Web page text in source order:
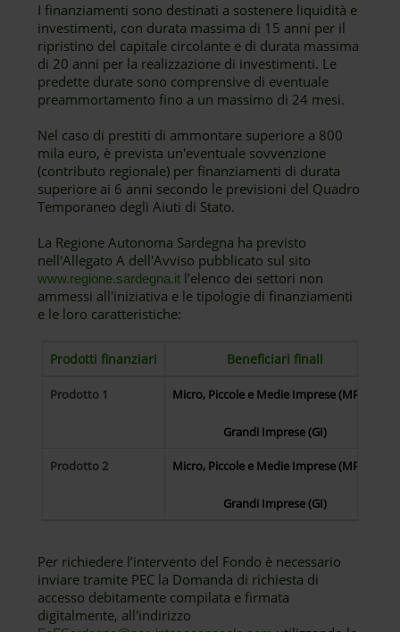
I finanziamenti sono destinati a sostenere liquidità e
investimenti, con durata massima di 15 anni per il
ripristino del capitale circolante e di durata massima
di 20 anni per la realizzazione di investimenti. Le
predette durate sono comprensive di eventuale
preammortamento fino a un massimo di 24 mesi.
Nel caso di prestiti di ammontare superiore a 800
mila euro, è prevista un'eventuale sovvenzione
(contributo regionale) per finanziamenti di durata
superiore ai 6 anni secondo le previsioni del Quadro
Temporaneo degli Aiuti di Stato.
La Regione Autonoma Sardegna ha previsto
nell'Allegato A dell'Avviso pubblicato sul sito
www.regione.sardegna.it l’elenco dei settori non
ammessi all'iniziativa e le tipologie di finanziamenti
e le loro caratteristiche:
Prodotti finanziari Beneficiari finali
Prodotto 1 Micro, Piccole e Medie Imprese (MPMI)
Grandi Imprese (GI)
Prodotto 2 Micro, Piccole e Medie Imprese (MPMI)
Grandi Imprese (GI)
Per richiedere l’intervento del Fondo è necessario
inviare tramite PEC la Domanda di richiesta di
accesso debitamente compilata e firmata
digitalmente, all'indirizzo